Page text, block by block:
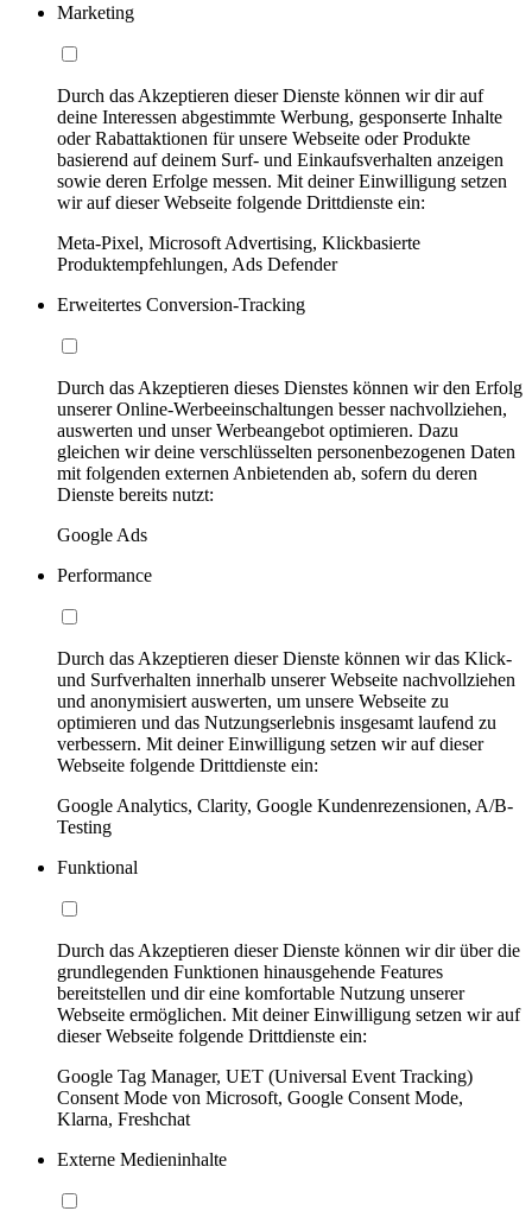
Marketing
Durch das Akzeptieren dieser Dienste können wir dir auf
deine Interessen abgestimmte Werbung, gesponserte Inhalte
oder Rabattaktionen für unsere Webseite oder Produkte
basierend auf deinem Surf- und Einkaufsverhalten anzeigen
sowie deren Erfolge messen. Mit deiner Einwilligung setzen
wir auf dieser Webseite folgende Drittdienste ein:
Meta-Pixel, Microsoft Advertising, Klickbasierte
Produktempfehlungen, Ads Defender
Erweitertes Conversion-Tracking
Durch das Akzeptieren dieses Dienstes können wir den Erfolg
unserer Online-Werbeeinschaltungen besser nachvollziehen,
auswerten und unser Werbeangebot optimieren. Dazu
gleichen wir deine verschlüsselten personenbezogenen Daten
mit folgenden externen Anbietenden ab, sofern du deren
Dienste bereits nutzt:
Google Ads
Performance
Durch das Akzeptieren dieser Dienste können wir das Klick-
und Surfverhalten innerhalb unserer Webseite nachvollziehen
und anonymisiert auswerten, um unsere Webseite zu
optimieren und das Nutzungserlebnis insgesamt laufend zu
verbessern. Mit deiner Einwilligung setzen wir auf dieser
Webseite folgende Drittdienste ein:
Google Analytics, Clarity, Google Kundenrezensionen, A/B-
Testing
Funktional
Durch das Akzeptieren dieser Dienste können wir dir über die
grundlegenden Funktionen hinausgehende Features
bereitstellen und dir eine komfortable Nutzung unserer
Webseite ermöglichen. Mit deiner Einwilligung setzen wir auf
dieser Webseite folgende Drittdienste ein:
Google Tag Manager, UET (Universal Event Tracking)
Consent Mode von Microsoft, Google Consent Mode,
Klarna, Freshchat
Externe Medieninhalte